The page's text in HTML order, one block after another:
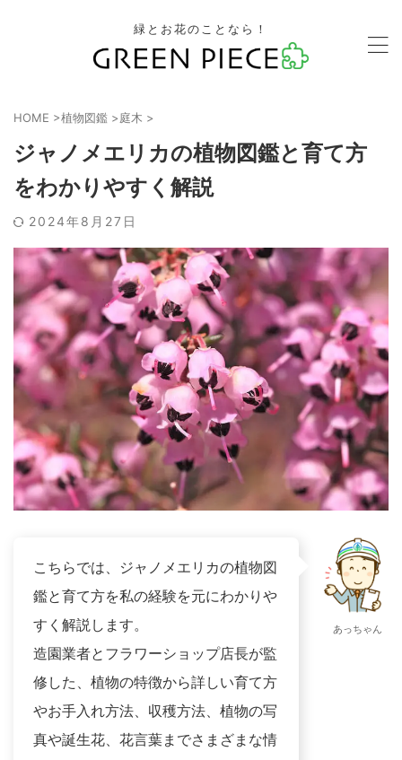
緑とお花のことなら！
HOME >植物図鑑 >庭木 >
ジャノメエリカの植物図鑑と育て方
をわかりやすく解説
2024年8月27日
こちらでは、ジャノメエリカの植物図
鑑と育て方を私の経験を元にわかりや
すく解説します。
造園業者とフラワーショップ店長が監
修した、植物の特徴から詳しい育て方
やお手入れ方法、収穫方法、植物の写
真や誕生花、花言葉までさまざまな情
あっちゃん